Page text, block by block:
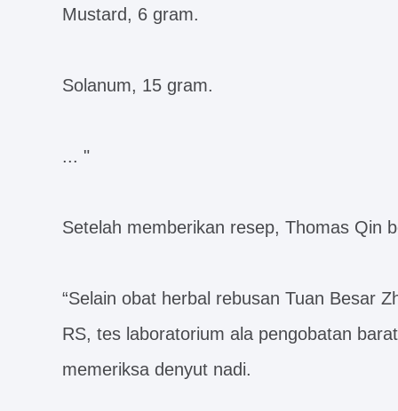
Mustard, 6 gram.
Solanum, 15 gram.
... "
Setelah memberikan resep, Thomas Qin
“Selain obat herbal rebusan Tuan Besar
RS, tes laboratorium ala pengobatan
memeriksa denyut nadi.